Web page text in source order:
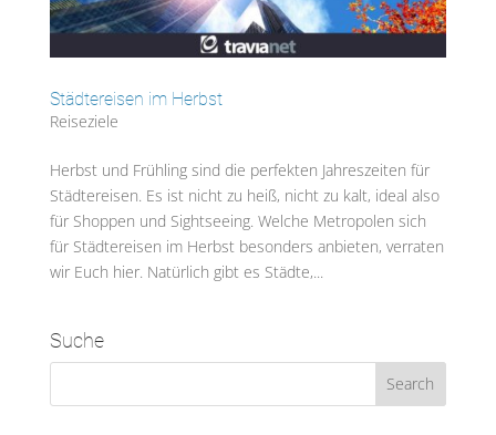
Städtereisen im Herbst
Reiseziele
Herbst und Frühling sind die perfekten Jahreszeiten für
Städtereisen. Es ist nicht zu heiß, nicht zu kalt, ideal also
für Shoppen und Sightseeing. Welche Metropolen sich
für Städtereisen im Herbst besonders anbieten, verraten
wir Euch hier. Natürlich gibt es Städte,...
Suche